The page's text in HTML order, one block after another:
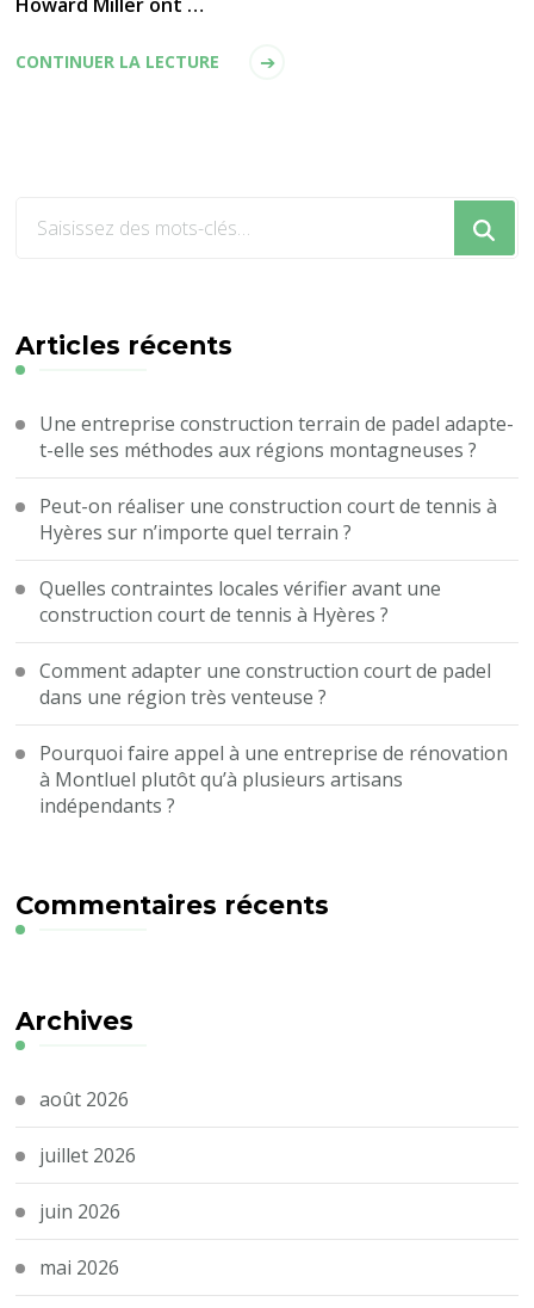
CONTINUER LA LECTURE
?
Articles récents
Une entreprise construction terrain de padel adapte-
t-elle ses méthodes aux régions montagneuses ?
Peut-on réaliser une construction court de tennis à
Hyères sur n’importe quel terrain ?
Quelles contraintes locales vérifier avant une
construction court de tennis à Hyères ?
Comment adapter une construction court de padel
dans une région très venteuse ?
Pourquoi faire appel à une entreprise de rénovation
à Montluel plutôt qu’à plusieurs artisans
indépendants ?
Commentaires récents
Archives
août 2026
juillet 2026
juin 2026
mai 2026